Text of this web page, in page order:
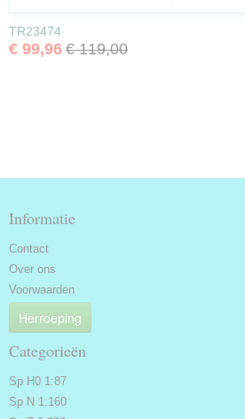
TR23474
€ 99,96 € 119,00
Informatie
Contact
Over ons
Voorwaarden
Herroeping
Categorieën
Sp H0 1:87
Sp N 1:160